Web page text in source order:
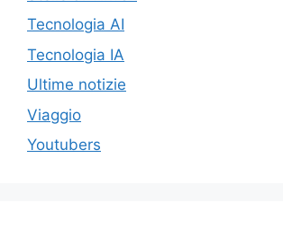
Tecnologia AI
Tecnologia IA
Ultime notizie
Viaggio
Youtubers